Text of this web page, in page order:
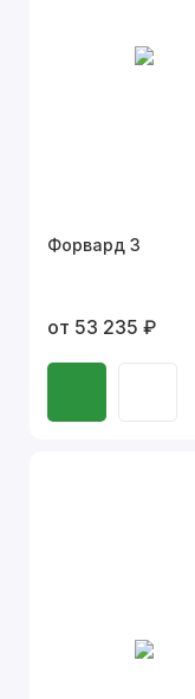
Форвард 3
от 53 235 ₽